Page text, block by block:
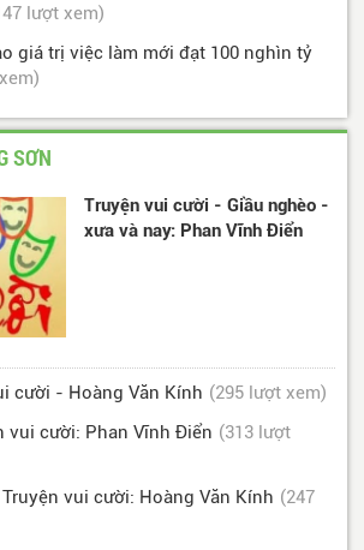
lượt xem)
giá trị việc làm mới đạt 100 nghìn tỷ
SƠN
Truyện vui cười - Giầu nghèo -
xưa và nay: Phan Vĩnh Điển
cười - Hoàng Văn Kính (295 lượt xem)
vui cười: Phan Vĩnh Điển (313 lượt
vui cười: Hoàng Văn Kính (247